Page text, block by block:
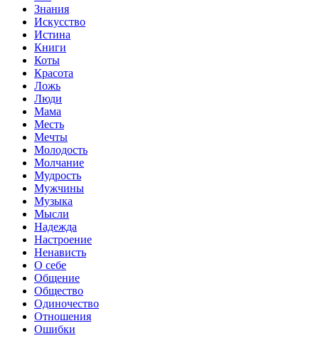
Знания
Искусство
Истина
Книги
Коты
Красота
Ложь
Люди
Мама
Месть
Мечты
Молодость
Молчание
Мудрость
Мужчины
Музыка
Мысли
Надежда
Настроение
Ненависть
О себе
Общение
Общество
Одиночество
Отношения
Ошибки